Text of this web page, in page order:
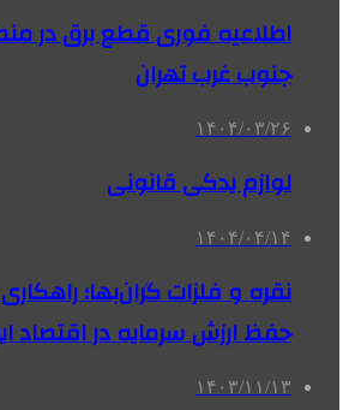
اطلاعیه فوری قطع برق در
جنوب غرب تهران
۱۴۰۴/۰۳/۲۶
لوازم یدکی قانونی
۱۴۰۴/۰۴/۱۴
نقره و فلزات گران‌بها؛
حفظ ارزش سرمایه در اقتصاد
۱۴۰۳/۱۱/۱۳